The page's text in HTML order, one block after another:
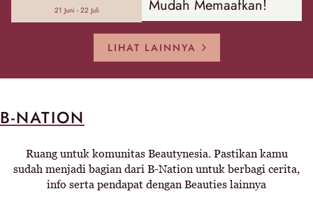
21 Juni - 22 Juli
Mudah Memaafkan!
LIHAT LAINNYA
B-NATION
Ruang untuk komunitas Beautynesia. Pastikan kamu
sudah menjadi bagian dari B-Nation untuk berbagi cerita,
info serta pendapat dengan Beauties lainnya